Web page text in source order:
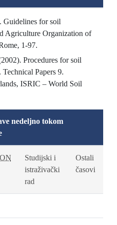
Guidelines for soil
Agriculture Organization of
1-97.
Procedures for soil
Papers 9.
ISRIC – World Soil
nedeljno tokom
Studijski i
istraživački
rad
Ostali
časovi